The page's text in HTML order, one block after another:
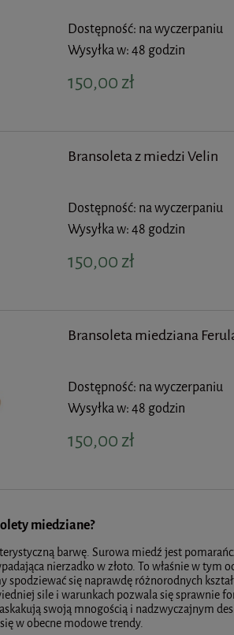
Dostępność: na wyczerpaniu
Wysyłka w: 48 godzin
150,00 zł
Bransoleta z miedzi Velin
Dostępność: na wyczerpaniu
Wysyłka w: 48 godzin
150,00 zł
Bransoleta miedziana
Dostępność: na wyczerpaniu
Wysyłka w: 48 godzin
150,00 zł
miedziane?
barwę. Surowa miedź jest
nierzadko w złoto. To właśnie w tym
spodziewać się naprawdę różnorodnych
sile i warunkach pozwala się sprawnie
swoją mnogością i nadzwyczajnym
w obecne modowe trendy.